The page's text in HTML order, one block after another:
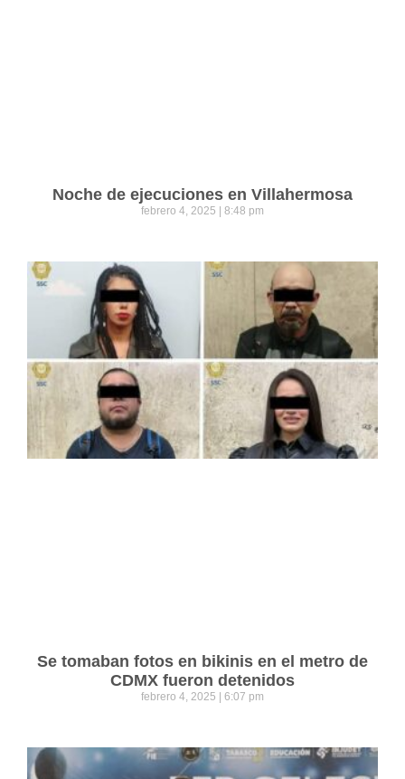
Noche de ejecuciones en Villahermosa
febrero 4, 2025 8:48 pm
Se tomaban fotos en bikinis en el metro de
CDMX fueron detenidos
febrero 4, 2025 6:07 pm